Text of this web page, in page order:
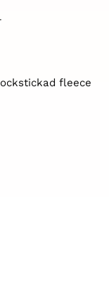
fleece